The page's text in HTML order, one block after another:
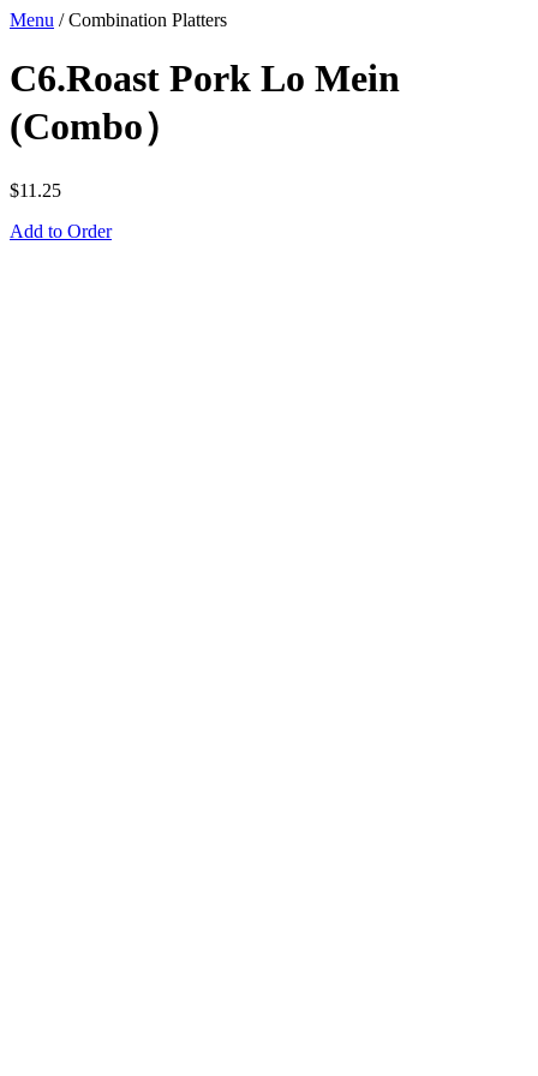
Menu /Combination Platters
C6.Roast Pork Lo Mein
(Combo）
$11.25
Add to Order